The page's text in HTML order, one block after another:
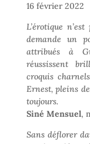
16 février 2022
L’érotique
demande un
attribués à
réussissent
croquis
Ernest, pleins
toujours.
Siné Mensuel,
Sans déflorer